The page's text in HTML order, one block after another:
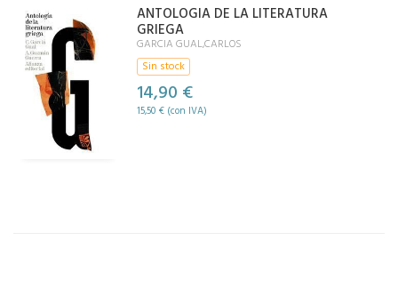
ANTOLOGIA DE LA LITERATURA
GRIEGA
GARCIA GUAL,CARLOS
Sin stock
14,90 €
15,50 € (con IVA)